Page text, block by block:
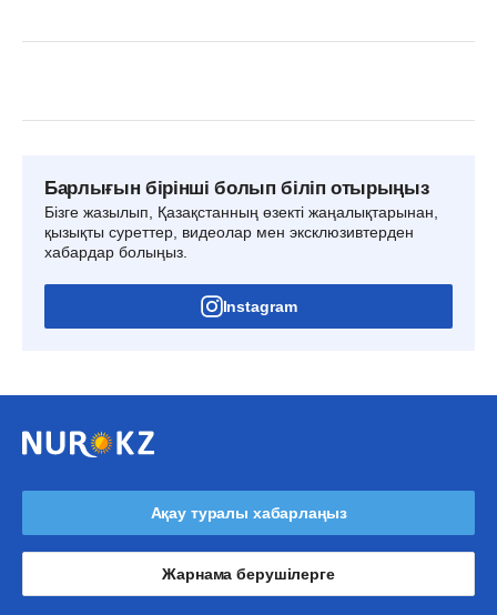
Барлығын бірінші болып біліп отырыңыз
Бізге жазылып, Қазақстанның өзекті жаңалықтарынан,
қызықты суреттер, видеолар мен эксклюзивтерден
хабардар болыңыз.
Instagram
Ақау туралы хабарлаңыз
Жарнама берушілерге